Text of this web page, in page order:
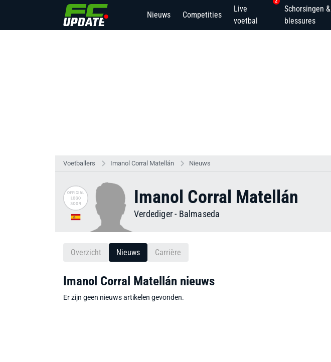
Nieuws Competities
Live
voetbal
Schorsingen &
blessures
Voetballers Imanol Corral Matellán Nieuws
Imanol Corral Matellán
Verdediger- Balmaseda
Overzicht Nieuws Carrière
Imanol Corral Matellán nieuws
Er zijn geen nieuws artikelen gevonden.